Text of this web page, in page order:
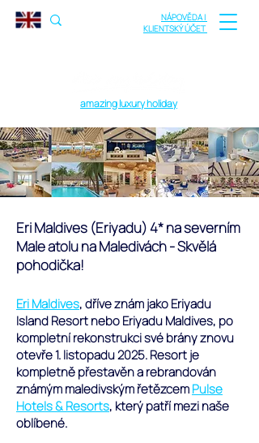
NÁPOVĚDA |
KLIENTSKÝ ÚČET
amazing luxury holiday
Eri Maldives (Eriyadu) 4* na severním
Male atolu na Maledivách - Skvělá
pohodička!
Eri Maldives, dříve znám jako Eriyadu
Island Resort nebo Eriyadu Maldives, po
kompletní rekonstrukci své brány znovu
otevře 1. listopadu 2025. Resort je
kompletně přestavěn a rebrandován
známým maledivským řetězcemPulse
Hotels & Resorts, který patří mezi naše
oblíbené.